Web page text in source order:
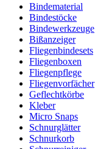
Bindematerial
Bindestöcke
Bindewerkzeuge
Bißanzeiger
Fliegenbindesets
Fliegenboxen
Fliegenpflege
Fliegenvorfächer
Geflechtkörbe
Kleber
Micro Snaps
Schnurglätter
Schnurkorb